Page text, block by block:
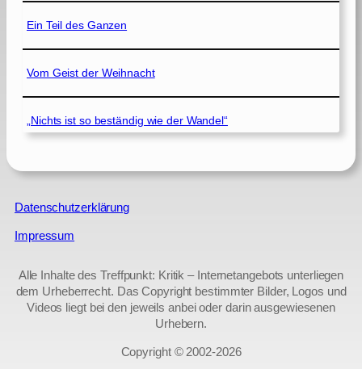
Ein Teil des Ganzen
Vom Geist der Weihnacht
„Nichts ist so beständig wie der Wandel“
Datenschutzerklärung
Impressum
Alle Inhalte des Treffpunkt: Kritik – Internetangebots unterliegen
dem Urheberrecht. Das Copyright bestimmter Bilder, Logos und
Videos liegt bei den jeweils anbei oder darin ausgewiesenen
Urhebern.
Copyright © 2002‑2026